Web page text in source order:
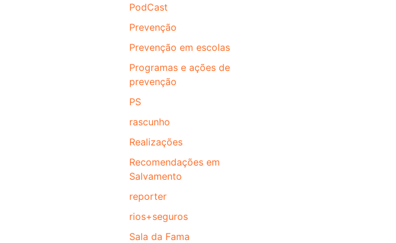
PodCast
Prevenção
Prevenção em escolas
Programas e ações de
prevenção
PS
rascunho
Realizações
Recomendações em
Salvamento
reporter
rios+seguros
Sala da Fama